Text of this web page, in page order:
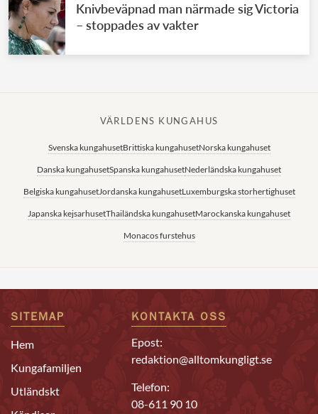
Knivbeväpnad man närmade sig Victoria
– stoppades av vakter
VÄRLDENS KUNGAHUS
Svenska kungahusetBrittiska kungahusetNorska kungahuset
Danska kungahusetSpanska kungahusetNederländska kungahuset
Belgiska kungahusetJordanska kungahusetLuxemburgska storhertighuset
Japanska kejsarhusetThailändska kungahusetMarockanska kungahuset
Monacos furstehus
SITEMAP
Hem
Kungafamiljen
Utländskt
KONTAKTA OSS
Epost:
redaktion@alltomkungligt.se
Telefon:
08-611 90 10